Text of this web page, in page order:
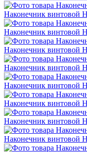
Наконечник винтовой
Наконечник винтовой
Наконечник винтовой
Наконечник винтовой
Наконечник винтовой
Наконечник винтовой
Наконечник винтовой
Наконечник винтовой